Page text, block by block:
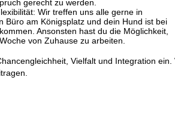
gerecht zu werden.
Wir treffen uns alle gerne in
Büro am Königsplatz und dein Hund ist bei
Ansonsten hast du die Möglichkeit,
von Zuhause zu arbeiten.
Vielfalt und Integration